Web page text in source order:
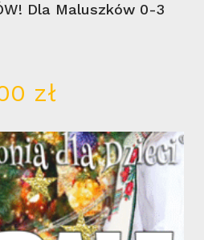
Dla Maluszków 0-3
złZakres
79,00 zł
do
89,00 zł